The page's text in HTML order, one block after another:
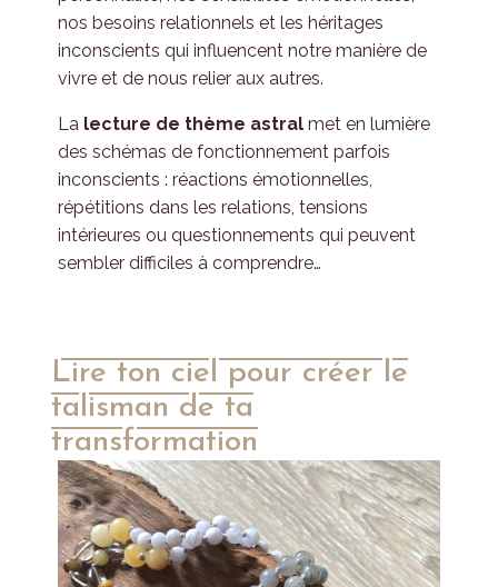
nos besoins relationnels et les héritages
inconscients qui influencent notre manière de
vivre et de nous relier aux autres.
La lecture de thème astral met en lumière
des schémas de fonctionnement parfois
inconscients : réactions émotionnelles,
répétitions dans les relations, tensions
intérieures ou questionnements qui peuvent
sembler difficiles à comprendre…
Lire ton ciel pour créer le
talisman de ta
transformation